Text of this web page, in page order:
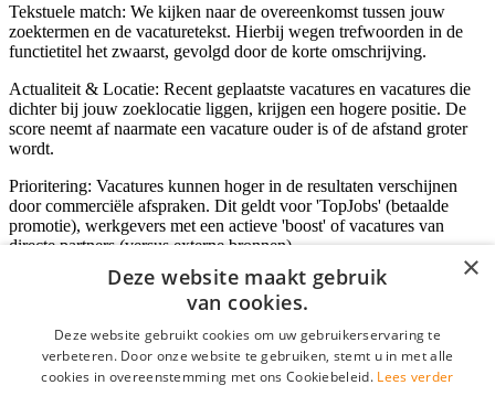
Tekstuele match: We kijken naar de overeenkomst tussen jouw
zoektermen en de vacaturetekst. Hierbij wegen trefwoorden in de
functietitel het zwaarst, gevolgd door de korte omschrijving.
Actualiteit & Locatie: Recent geplaatste vacatures en vacatures die
dichter bij jouw zoeklocatie liggen, krijgen een hogere positie. De
score neemt af naarmate een vacature ouder is of de afstand groter
wordt.
Prioritering: Vacatures kunnen hoger in de resultaten verschijnen
door commerciële afspraken. Dit geldt voor 'TopJobs' (betaalde
promotie), werkgevers met een actieve 'boost' of vacatures van
directe partners (versus externe bronnen).
Inloggen als bedrijf
*
×
Deze website maakt gebruik
van cookies.
Deze website gebruikt cookies om uw gebruikerservaring te
verbeteren. Door onze website te gebruiken, stemt u in met alle
cookies in overeenstemming met ons Cookiebeleid. Lees verder